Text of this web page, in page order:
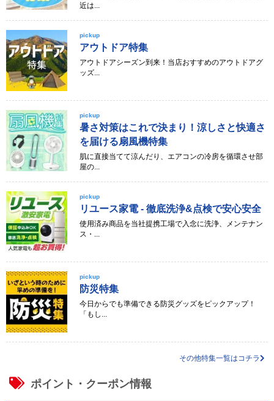
近は...
pickup
アウトドア特集
アウトドアシーズン到来！当店おすすめのアウトドアグ
ッズ...
pickup
暑さ対策はこれで決まり！涼しさと快適さ
を届ける扇風機特集
肌に直接当てて涼んだり、エアコンの冷房を循環させ部
屋の...
pickup
リユース家電 - 徹底洗浄&点検で安心安全
使用済み商品を当社提携工場で入念に洗浄、メンテナン
ス・...
pickup
防災特集
今日からでも準備できる防災グッズをピックアップ！
「もし...
その他特集一覧はコチラ
ポイント・クーポン情報